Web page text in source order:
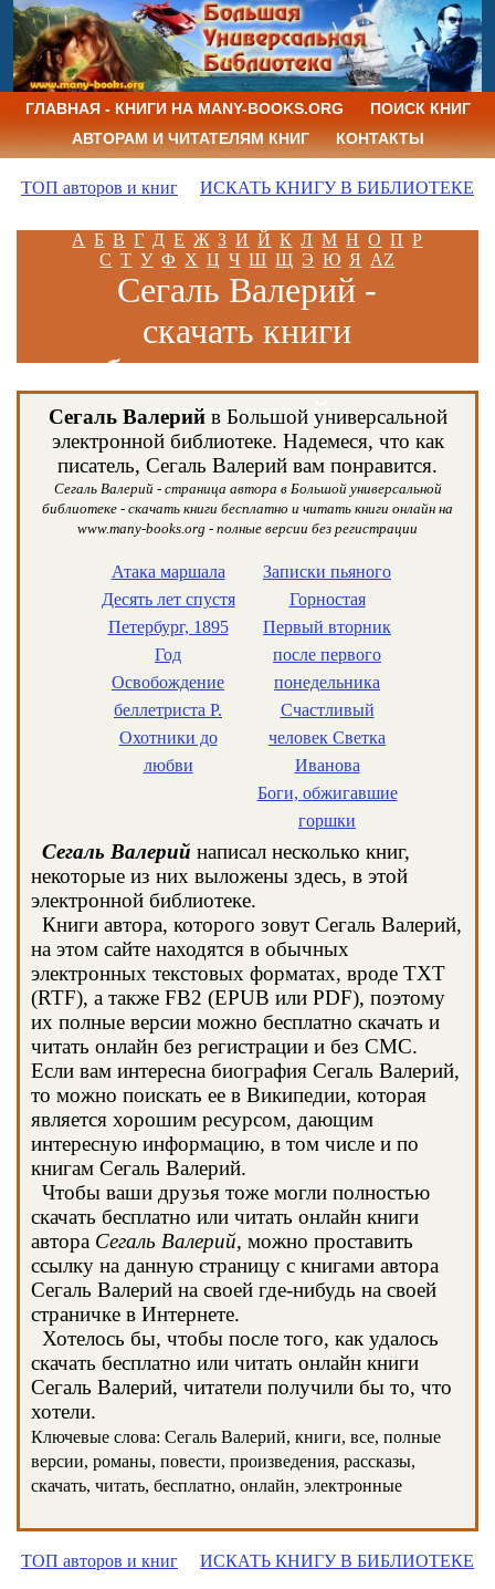
ГЛАВНАЯ - КНИГИ НА MANY-BOOKS.ORG
ПОИСК КНИГ
АВТОРАМ И ЧИТАТЕЛЯМ КНИГ
КОНТАКТЫ
ТОП авторов и книг ИСКАТЬ КНИГУ В БИБЛИОТЕКЕ
А Б В Г Д Е Ж З И Й К Л М Н О П Р
С Т У Ф Х Ц Ч Ш Щ Э Ю Я AZ
Сегаль Валерий -
скачать книги
бесплатно и читать
книги онлайн
Сегаль Валерийв Большой универсальной
электронной библиотеке. Надемеся, что как
писатель, Сегаль Валерий вам понравится.
Сегаль Валерий - страница автора в Большой универсальной
библиотеке - скачать книги бесплатно и читать книги онлайн на
www.many-books.org - полные версии без регистрации
Атака маршала
Десять лет спустя
Петербург, 1895
Год
Освобождение
беллетриста Р.
Охотники до
любви
Записки пьяного
Горностая
Первый вторник
после первого
понедельника
Счастливый
человек Светка
Иванова
Боги, обжигавшие
горшки
Сегаль Валерий написал несколько книг,
некоторые из них выложены здесь, в этой
электронной библиотеке.
Книги автора, которого зовут Сегаль Валерий,
на этом сайте находятся в обычных
электронных текстовых форматах, вроде TXT
(RTF), а также FB2 (EPUB или PDF), поэтому
их полные версии можно бесплатно скачать и
читать онлайн без регистрации и без СМС.
Если вам интересна биография Сегаль Валерий,
то можно поискать ее в Википедии, которая
является хорошим ресурсом, дающим
интересную информацию, в том числе и по
книгам Сегаль Валерий.
Чтобы ваши друзья тоже могли полностью
скачать бесплатно или читать онлайн книги
автора Сегаль Валерий, можно проставить
ссылку на данную страницу с книгами автора
Сегаль Валерий на своей где-нибудь на своей
страничке в Интернете.
Хотелось бы, чтобы после того, как удалось
скачать бесплатно или читать онлайн книги
Сегаль Валерий, читатели получили бы то, что
хотели.
Ключевые слова: Сегаль Валерий, книги, все, полные
версии, романы, повести, произведения, рассказы,
скачать, читать, бесплатно, онлайн, электронные
ТОП авторов и книг ИСКАТЬ КНИГУ В БИБЛИОТЕКЕ